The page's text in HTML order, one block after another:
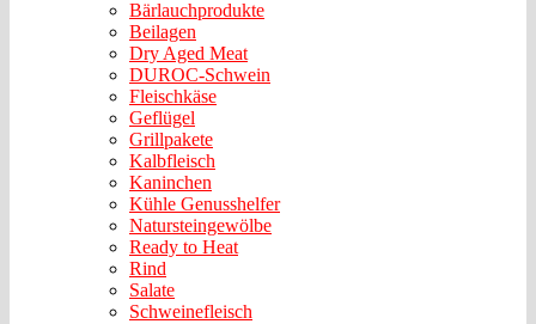
Bärlauchprodukte
Beilagen
Dry Aged Meat
DUROC-Schwein
Fleischkäse
Geflügel
Grillpakete
Kalbfleisch
Kaninchen
Kühle Genusshelfer
Natursteingewölbe
Ready to Heat
Rind
Salate
Schweinefleisch